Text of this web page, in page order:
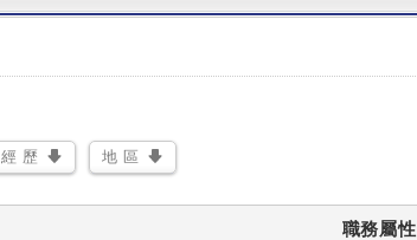
經 歷 地 區
職務屬性